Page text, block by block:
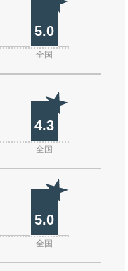
5.0
全国
4.3
全国
5.0
全国